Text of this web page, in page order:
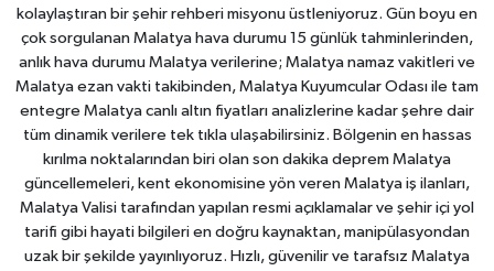
kolaylaştıran bir şehir rehberi misyonu üstleniyoruz. Gün boyu en
çok sorgulanan Malatya hava durumu 15 günlük tahminlerinden,
anlık hava durumu Malatya verilerine; Malatya namaz vakitleri ve
Malatya ezan vakti takibinden, Malatya Kuyumcular Odası ile tam
entegre Malatya canlı altın fiyatları analizlerine kadar şehre dair
tüm dinamik verilere tek tıkla ulaşabilirsiniz. Bölgenin en hassas
kırılma noktalarından biri olan son dakika deprem Malatya
güncellemeleri, kent ekonomisine yön veren Malatya iş ilanları,
Malatya Valisi tarafından yapılan resmi açıklamalar ve şehir içi yol
tarifi gibi hayati bilgileri en doğru kaynaktan, manipülasyondan
uzak bir şekilde yayınlıyoruz. Hızlı, güvenilir ve tarafsız Malatya